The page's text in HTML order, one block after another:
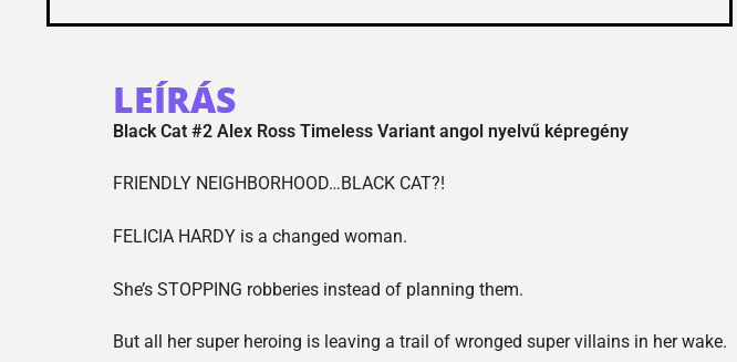
LEÍRÁS
Black Cat #2 Alex Ross Timeless Variant angol nyelvű képregény
FRIENDLY NEIGHBORHOOD…BLACK CAT?!
FELICIA HARDY is a changed woman.
She’s STOPPING robberies instead of planning them.
But all her super heroing is leaving a trail of wronged super villains in her wake.